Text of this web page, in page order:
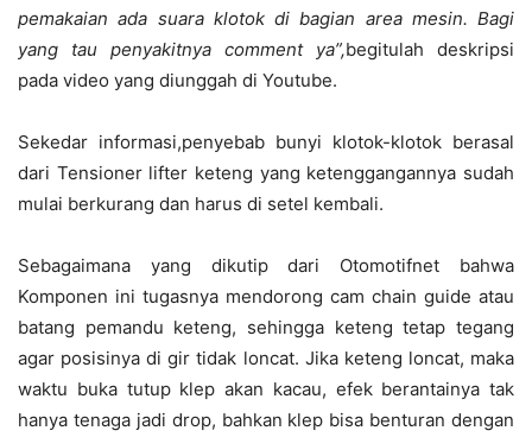
pemakaian ada suara klotok di bagian area mesin. Bagi
yang tau penyakitnya comment ya”,begitulah deskripsi
pada video yang diunggah di Youtube.
Sekedar informasi,penyebab bunyi klotok-klotok berasal
dari Tensioner lifter keteng yang ketenggangannya sudah
mulai berkurang dan harus di setel kembali.
Sebagaimana yang dikutip dari Otomotifnet bahwa
Komponen ini tugasnya mendorong cam chain guide atau
batang pemandu keteng, sehingga keteng tetap tegang
agar posisinya di gir tidak loncat. Jika keteng loncat, maka
waktu buka tutup klep akan kacau, efek berantainya tak
hanya tenaga jadi drop, bahkan klep bisa benturan dengan